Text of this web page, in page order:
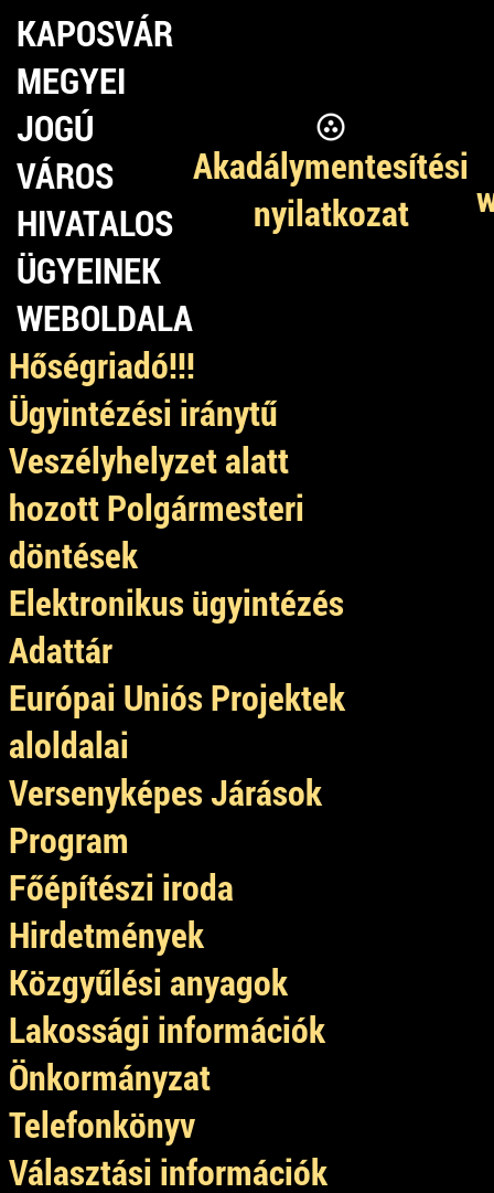
KAPOSVÁR
MEGYEI
JOGÚ
VÁROS
HIVATALOS
ÜGYEINEK
WEBOLDALA
Akadálymentesítési
nyilatkozat
Hőségriadó!!!
Ügyintézési iránytű
Veszélyhelyzet alatt
hozott Polgármesteri
döntések
Elektronikus ügyintézés
Adattár
Európai Uniós Projektek
aloldalai
Versenyképes Járások
Program
Főépítészi iroda
Hirdetmények
Közgyűlési anyagok
Lakossági információk
Önkormányzat
Telefonkönyv
Választási információk